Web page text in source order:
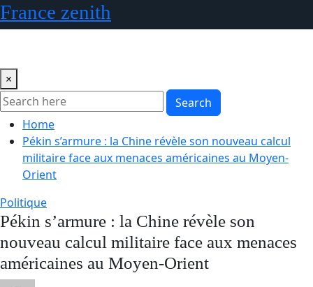
Skip
to
France zenith
×
Search
Home
Pékin s’armure : la Chine révèle son nouveau calcul
militaire face aux menaces américaines au Moyen-
Orient
Politique
Pékin s’armure : la Chine révèle son
nouveau calcul militaire face aux menaces
américaines au Moyen-Orient